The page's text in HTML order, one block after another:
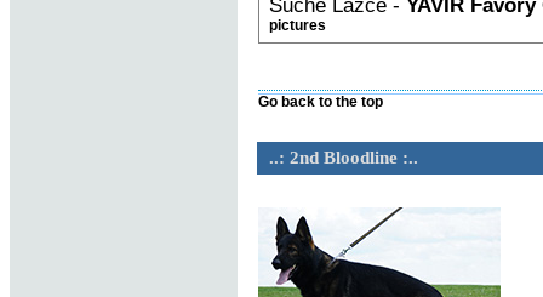
Suche Lazce - YAVIR
pictures
Go back to the top
..: 2nd Bloodline :..